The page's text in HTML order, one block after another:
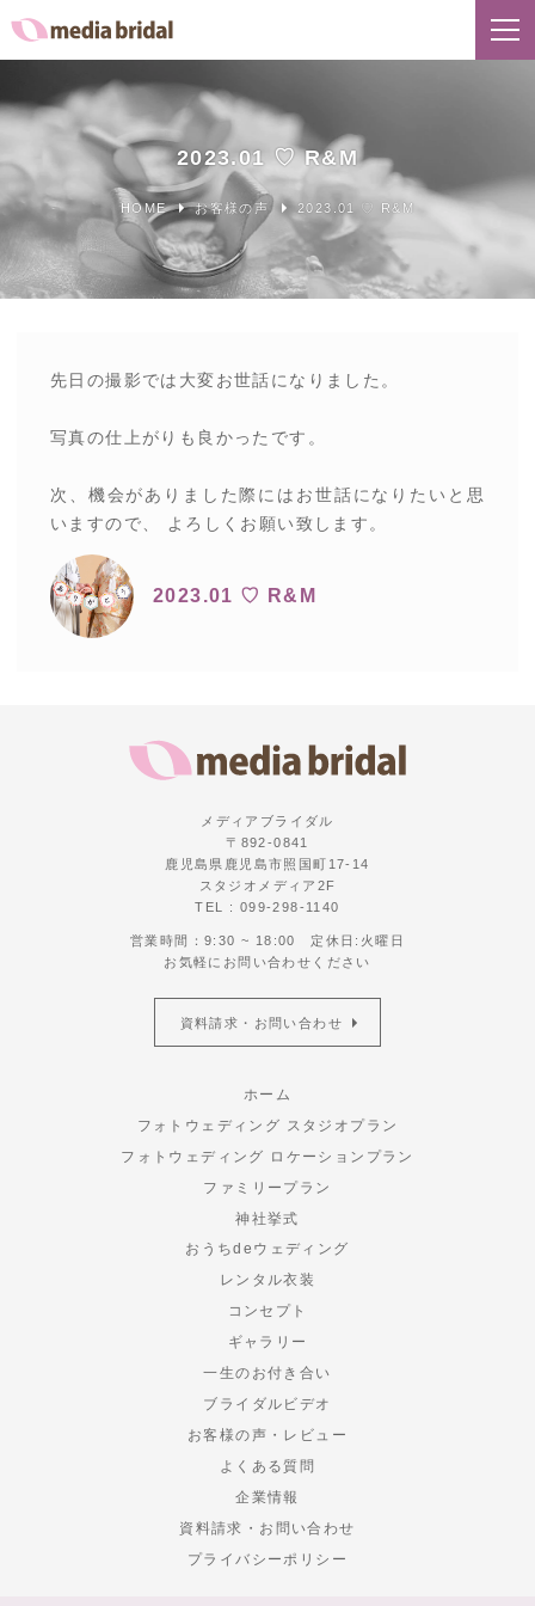
2023.01 ♡ R&M
HOME お客様の声 2023.01 ♡ R&M
先日の撮影では大変お世話になりました。
写真の仕上がりも良かったです。
次、機会がありました際にはお世話になりたいと思
いますので、 よろしくお願い致します。
2023.01 ♡ R&M
メディアブライダル
〒892-0841
鹿児島県鹿児島市照国町17-14
スタジオメディア2F
TEL : 099-298-1140
営業時間：9:30 ~ 18:00 定休日:火曜日
お気軽にお問い合わせください
資料請求・お問い合わせ
ホーム
フォトウェディング スタジオプラン
フォトウェディング ロケーションプラン
ファミリープラン
神社挙式
おうちdeウェディング
レンタル衣装
コンセプト
ギャラリー
一生のお付き合い
ブライダルビデオ
お客様の声・レビュー
よくある質問
企業情報
資料請求・お問い合わせ
プライバシーポリシー